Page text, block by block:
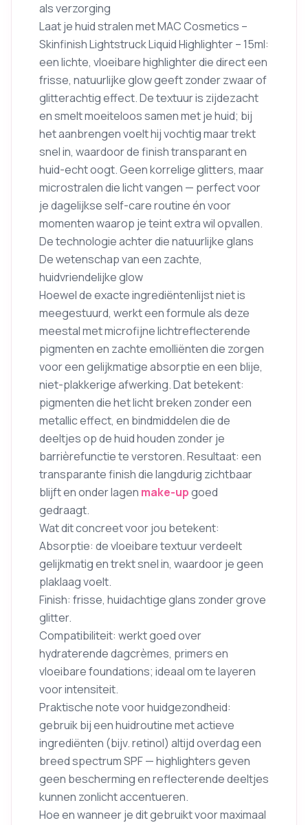
als verzorging
Laat je huid stralen met MAC Cosmetics –
Skinfinish Lightstruck Liquid Highlighter – 15ml:
een lichte, vloeibare highlighter die direct een
frisse, natuurlijke glow geeft zonder zwaar of
glitterachtig effect. De textuur is zijdezacht
en smelt moeiteloos samen met je huid; bij
het aanbrengen voelt hij vochtig maar trekt
snel in, waardoor de finish transparant en
huid-echt oogt. Geen korrelige glitters, maar
microstralen die licht vangen — perfect voor
je dagelijkse self-care routine én voor
momenten waarop je teint extra wil opvallen.
De technologie achter die natuurlijke glans
De wetenschap van een zachte,
huidvriendelijke glow
Hoewel de exacte ingrediëntenlijst niet is
meegestuurd, werkt een formule als deze
meestal met microfijne lichtreflecterende
pigmenten en zachte emolliënten die zorgen
voor een gelijkmatige absorptie en een blije,
niet-plakkerige afwerking. Dat betekent:
pigmenten die het licht breken zonder een
metallic effect, en bindmiddelen die de
deeltjes op de huid houden zonder je
barrièrefunctie te verstoren. Resultaat: een
transparante finish die langdurig zichtbaar
blijft en onder lagen make-upgoed
gedraagt.
Wat dit concreet voor jou betekent:
Absorptie: de vloeibare textuur verdeelt
gelijkmatig en trekt snel in, waardoor je geen
plaklaag voelt.
Finish: frisse, huidachtige glans zonder grove
glitter.
Compatibiliteit: werkt goed over
hydraterende dagcrèmes, primers en
vloeibare foundations; ideaal om te layeren
voor intensiteit.
Praktische note voor huidgezondheid:
gebruik bij een huidroutine met actieve
ingrediënten (bijv. retinol) altijd overdag een
breed spectrum SPF — highlighters geven
geen bescherming en reflecterende deeltjes
kunnen zonlicht accentueren.
Hoe en wanneer je dit gebruikt voor maximaal